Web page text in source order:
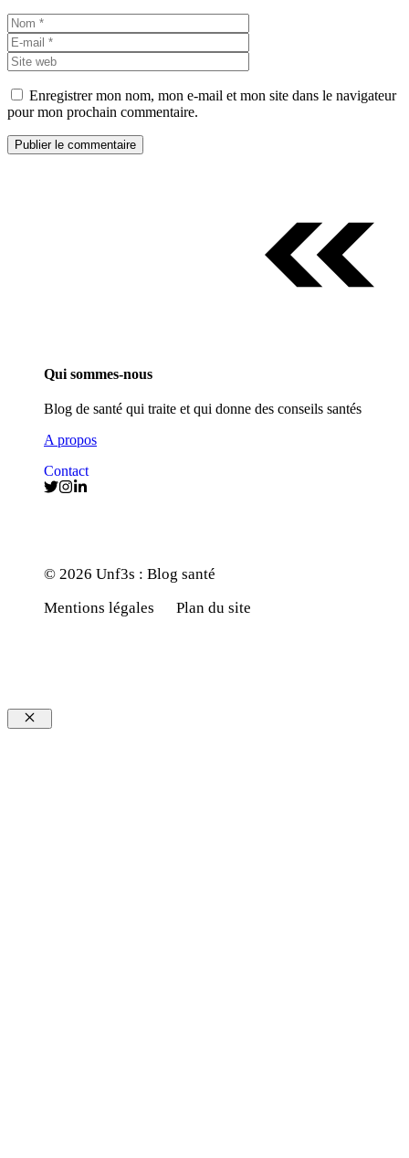
Nom
mail
web
Enregistrer mon nom, mon e-mail et mon site dans le navigateur
pour mon prochain commentaire.
Qui sommes-nous
Blog de santé qui traite et qui donne des conseils santés
A propos
Contact
© 2026 Unf3s : Blog santé
Mentions légales
Plan du site
Fermer